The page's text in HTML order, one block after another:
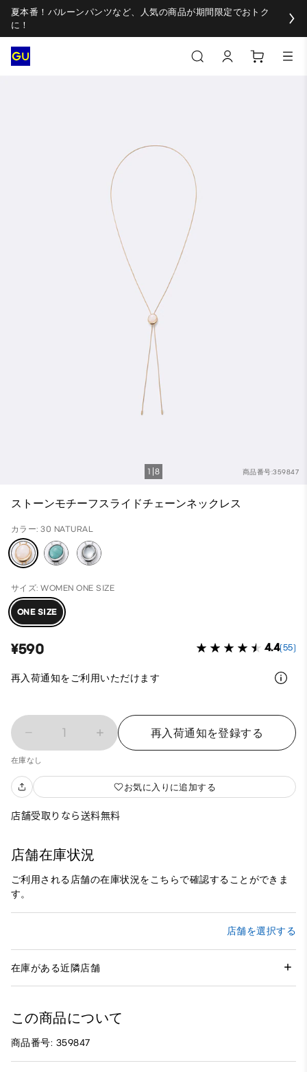
夏本番！バルーンパンツなど、人気の商品が期間限定でおトク
に！
商品番号:359847
1 8
ストーンモチーフスライドチェーンネックレス
カラー: 30 NATURAL
サイズ: WOMEN ONE SIZE
ONE SIZE
¥590 4.4(55)
再入荷通知をご利用いただけます
1 再入荷通知を登録する
在庫なし
お気に入りに追加する
店舗受取りなら送料無料
店舗在庫状況
ご利用される店舗の在庫状況をこちらで確認することができま
す。
店舗を選択する
在庫がある近隣店舗
この商品について
商品番号: 359847